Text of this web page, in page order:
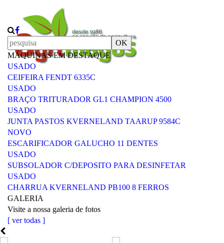
OK
MÁQUINAS EM DESTAQUE
USADO
CEIFEIRA FENDT 6335C
USADO
BRAÇO TRITURADOR GL1 CHAMPION 4500
USADO
JUNTA PASTOS KVERNELAND TAARUP 9584C
NOVO
ESCARIFICADOR GALUCHO 11 DENTES
USADO
SUBSOLADOR C/DEPOSITO PARA DESINFETAR
USADO
CHARRUA KVERNELAND PB100 8 FERROS
GALERIA
Visite a nossa galeria de fotos
[ ver todas ]